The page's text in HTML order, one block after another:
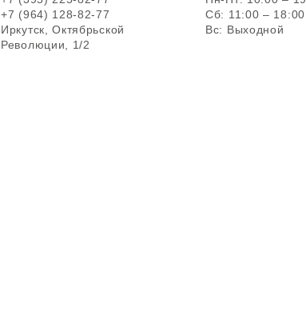
+7 (964) 128-82-77
Иркутск, Октябрьской
Революции, 1/2
Сб: 11:00 – 18:00
Вс: Выходной